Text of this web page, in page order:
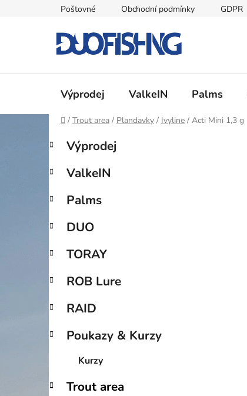
Poštovné Obchodní podmínky GDPR
Výprodej ValkeIN Palms
Domů
/ Trout area / Plandavky / Ivyline / Acti Mini 1,3 g
P
s
r
n
n
í
p
n
l
Přeskočit
kategorie
K
a
e
o
i
Výprodej
ValkeIN
Palms
DUO
TORAY
ROB Lure
RAID
Poukazy & Kurzy
Kurzy
Trout area